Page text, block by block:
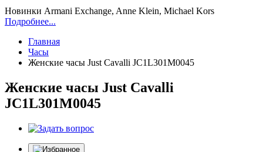
Новинки Armani Exchange, Anne Klein, Michael Kors
Подробнее...
Главная
Часы
Женские часы Just Cavalli JC1L301M0045
Женские часы Just Cavalli
JC1L301M0045